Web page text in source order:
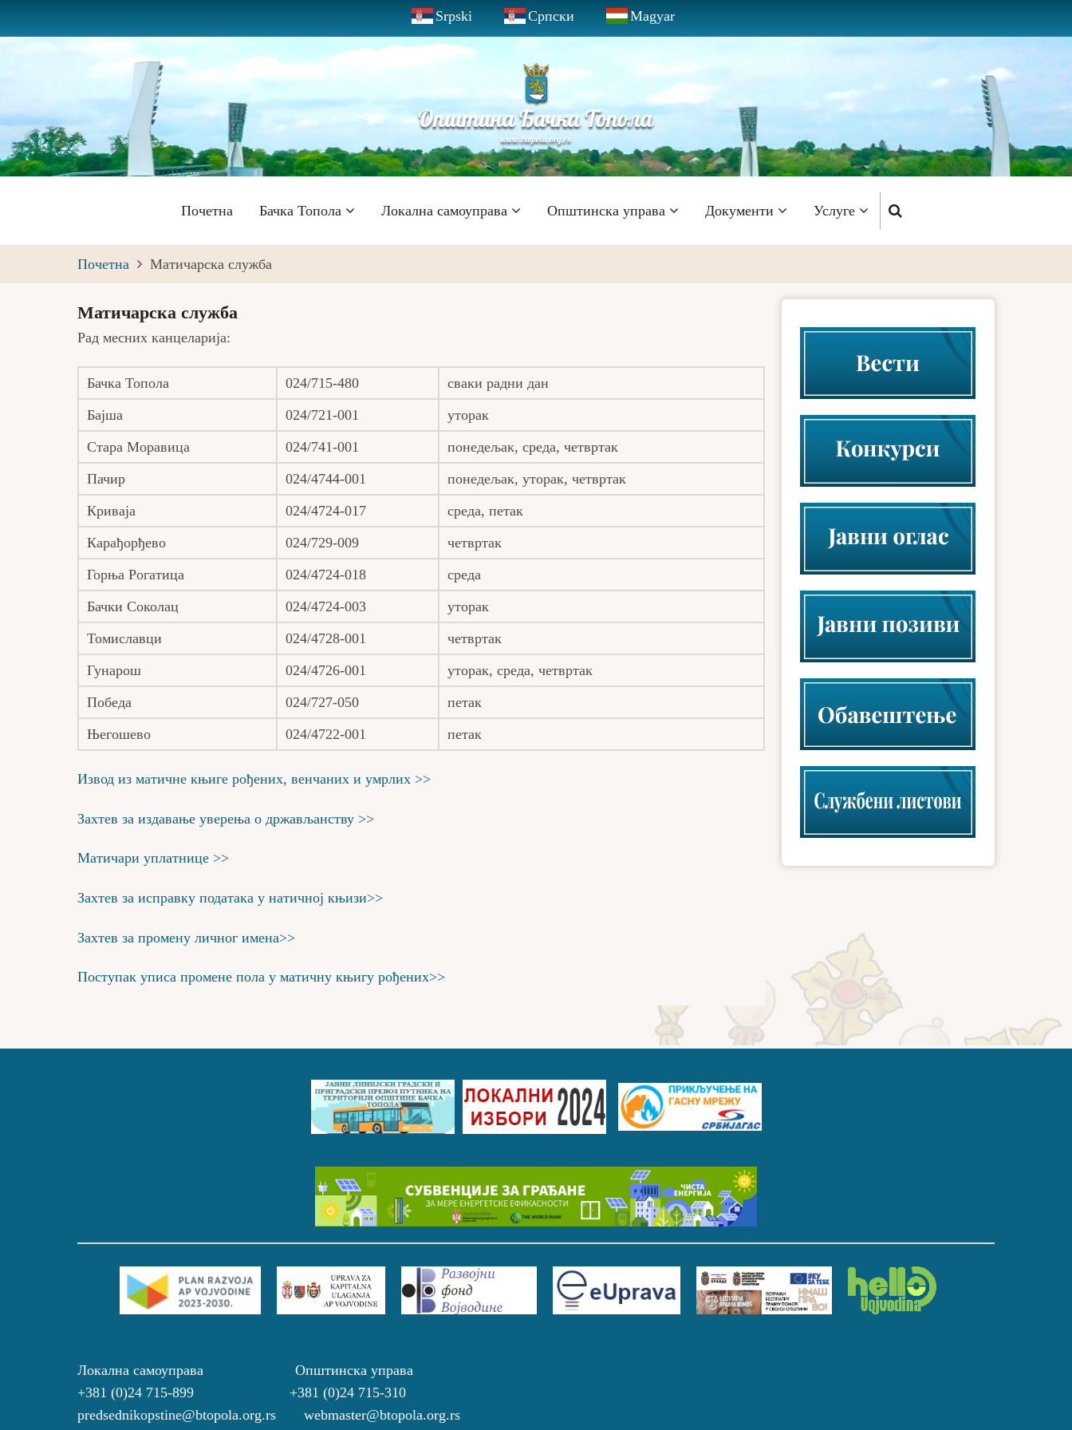
to
main
content
Srpski Српски Magyar
Главна
навигација
Почетна Бачка Топола Локална самоуправа Општинска управа Документи Услуге
Почетна Матичарска служба
Матичарска служба
Рад месних канцеларија:
Бачка Топола 024/715-480
сваки радни дан
Бајша
024/721-001
уторак
Стара Моравица
024/741-001
понедељак, среда, четвртак
Пачир
024/4744-001
понедељак, уторак, четвртак
Криваја
024/4724-017
среда, петак
Карађорђево
024/729-009
четвртак
Горња Рогатица
024/4724-018
среда
Бачки Соколац
024/4724-003
уторак
Томиславци
024/4728-001
четвртак
Гунарош
024/4726-001
уторак, среда, четвртак
Победа
024/727-050
петак
Његошево
024/4722-001 петак
Извод из матичне књиге рођених, венчаних и умрлих >>
Захтев за издавање уверења о држављанству >>
Матичари уплатнице >>
Захтев за исправку података у натичној књизи>>
Захтев за промену личног имена>>
Поступак уписа промене пола у матичну књигу рођених>>
Локална самоуправа Општинска управа
+381 (0)24 715-899 +381 (0)24 715-310
predsednikopstine@btopola.org.rs webmaster@btopola.org.rs